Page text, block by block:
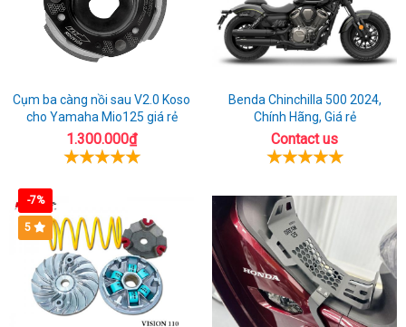
Cụm ba càng nồi sau V2.0 Koso
cho Yamaha Mio125 giá rẻ
1.300.000₫
Benda Chinchilla 500 2024,
Chính Hãng, Giá rẻ
Contact us
-7%
5